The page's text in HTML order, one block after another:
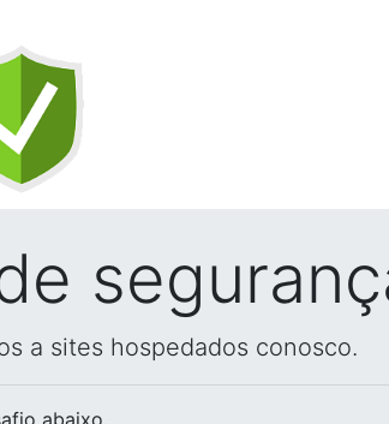
a sites hospedados conosco.
abaixo.